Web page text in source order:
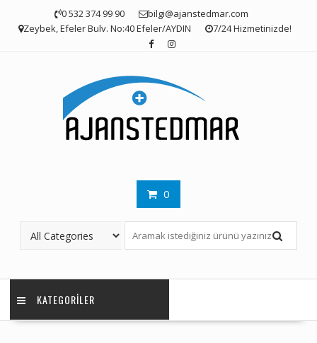
0 532 374 99 90
bilgi@ajanstedmar.com
Zeybek, Efeler Bulv. No:40 Efeler/AYDIN
7/24 Hizmetinizde!
0
KATEGORILER